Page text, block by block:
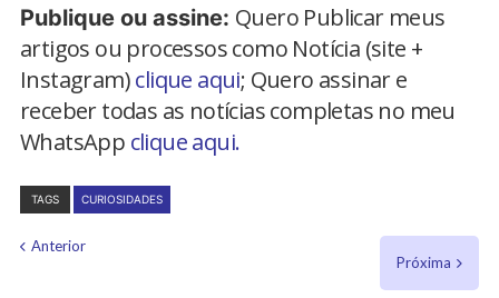
Publique ou assine: Quero Publicar meus
artigos ou processos como Notícia (site +
Instagram)clique aqui; Quero assinar e
receber todas as notícias completas no meu
WhatsApp clique aqui.
TAGS CURIOSIDADES
Anterior
Próxima